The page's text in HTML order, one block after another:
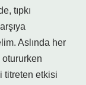
tıpkı
Aslında her
otururken
titreten etkisi